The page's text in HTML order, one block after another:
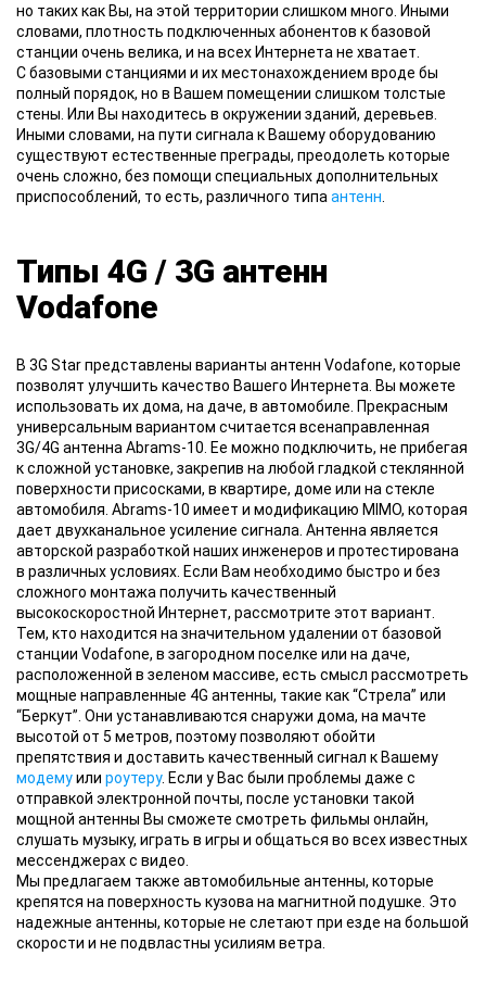
но таких как Вы, на этой территории слишком много. Иными
словами, плотность подключенных абонентов к базовой
станции очень велика, и на всех Интернета не хватает.
С базовыми станциями и их местонахождением вроде бы
полный порядок, но в Вашем помещении слишком толстые
стены. Или Вы находитесь в окружении зданий, деревьев.
Иными словами, на пути сигнала к Вашему оборудованию
существуют естественные преграды, преодолеть которые
очень сложно, без помощи специальных дополнительных
приспособлений, то есть, различного типа антенн
Типы 4G / 3G антенн
Vodafone
В 3G Star представлены варианты антенн Vodafone, которые
позволят улучшить качество Вашего Интернета. Вы можете
использовать их дома, на даче, в автомобиле. Прекрасным
универсальным вариантом считается всенаправленная
3G/4G антенна Abrams-10. Ее можно подключить, не прибегая
к сложной установке, закрепив на любой гладкой стеклянной
поверхности присосками, в квартире, доме или на стекле
автомобиля. Abrams-10 имеет и модификацию MIMO, которая
дает двухканальное усиление сигнала. Антенна является
авторской разработкой наших инженеров и протестирована
в различных условиях. Если Вам необходимо быстро и без
сложного монтажа получить качественный
высокоскоростной Интернет, рассмотрите этот вариант.
Тем, кто находится на значительном удалении от базовой
станции Vodafone, в загородном поселке или на даче,
расположенной в зеленом массиве, есть смысл рассмотреть
мощные направленные 4G антенны, такие как “Стрела” или
“Беркут”. Они устанавливаются снаружи дома, на мачте
высотой от 5 метров, поэтому позволяют обойти
препятствия и доставить качественный сигнал к Вашему
модемуили роутеру. Если у Вас были проблемы даже с
отправкой электронной почты, после установки такой
мощной антенны Вы сможете смотреть фильмы онлайн,
слушать музыку, играть в игры и общаться во всех известных
мессенджерах с видео.
Мы предлагаем также автомобильные антенны, которые
крепятся на поверхность кузова на магнитной подушке. Это
надежные антенны, которые не слетают при езде на большой
скорости и не подвластны усилиям ветра.